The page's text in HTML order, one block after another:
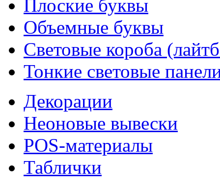
Плоские буквы
Объемные буквы
Световые короба
Тонкие световые
Декорации
Неоновые вывески
POS-материалы
Таблички